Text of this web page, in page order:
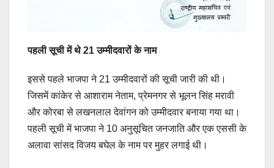
पहली सूची में थे 21 उम्मीदवारों के नाम
इससे पहले भाजपा ने 21 उम्मीदवारों की सूची जारी की थी।
जिसमें कांकेर से आशाराम नेताम, प्रेमनगर से भूलन सिंह मरावी
और कोरबा से लखनलाल देवांगन को उम्मीदवार बनाया गया था।
पहली सूची में भाजपा ने 10 अनुसूचित जनजाति और एक एससी के
अलावा सांसद विजय बघेल के नाम पर मुहर लगाई थी।